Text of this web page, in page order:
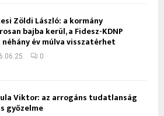
Zöldi László: a kormány
bajba kerül, a Fidesz-KDNP
év múlva visszatérhet
0
Viktor: az arrogáns tudatlanság
győzelme